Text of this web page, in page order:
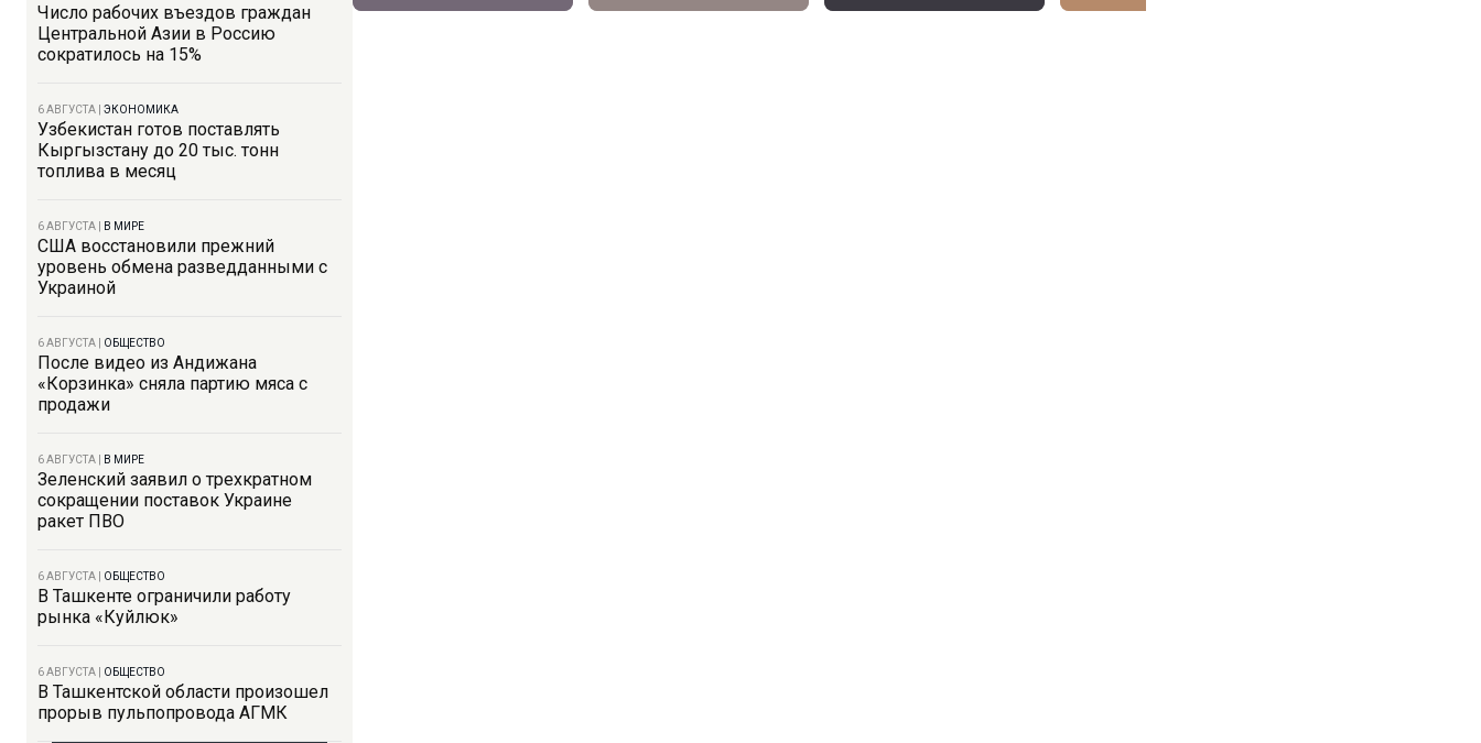
Число рабочих въездов граждан
Центральной Азии в Россию
сократилось на 15%
6 АВГУСТА ЭКОНОМИКА
Узбекистан готов поставлять
Кыргызстану до 20 тыс. тонн
топлива в месяц
6 АВГУСТА В МИРЕ
США восстановили прежний
уровень обмена разведданными с
Украиной
6 АВГУСТА ОБЩЕСТВО
После видео из Андижана
«Корзинка» сняла партию мяса с
продажи
6 АВГУСТА В МИРЕ
Зеленский заявил о трехкратном
сокращении поставок Украине
ракет ПВО
6 АВГУСТА ОБЩЕСТВО
В Ташкенте ограничили работу
рынка «Куйлюк»
6 АВГУСТА ОБЩЕСТВО
В Ташкентской области произошел
прорыв пульпопровода АГМК